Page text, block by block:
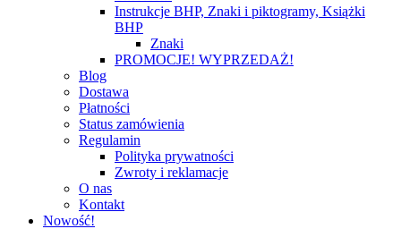
Instrukcje BHP, Znaki i piktogramy, Książki
BHP
Znaki
PROMOCJE! WYPRZEDAŻ!
Blog
Dostawa
Płatności
Status zamówienia
Regulamin
Polityka prywatności
Zwroty i reklamacje
O nas
Kontakt
Nowość!